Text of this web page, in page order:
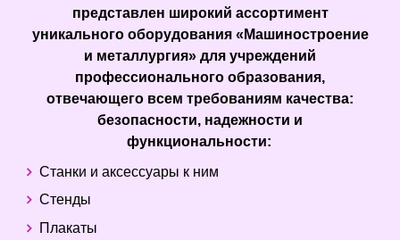
представлен широкий ассортимент
уникального оборудования «Машиностроение
и металлургия» для учреждений
профессионального образования,
отвечающего всем требованиям качества:
безопасности, надежности и
функциональности:
Станки и аксессуары к ним
Стенды
Плакаты